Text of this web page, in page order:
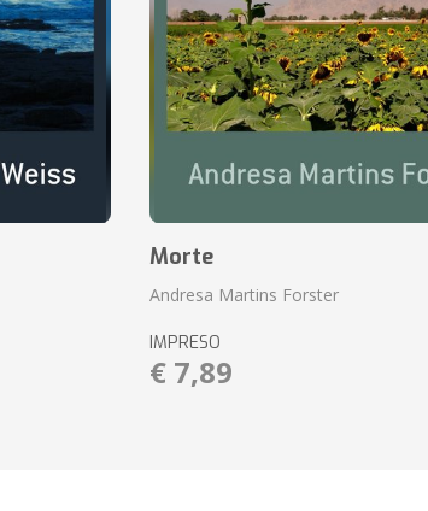
Morte
Andresa Martins Forster
IMPRESO
€ 7,89